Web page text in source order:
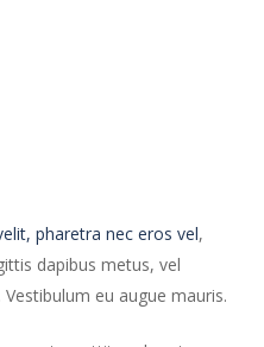
pharetra nec eros vel,
dapibus metus, vel
eu augue mauris.